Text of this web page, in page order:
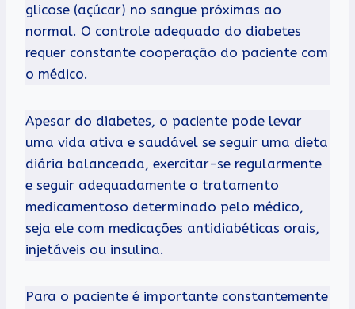
glicose (açúcar) no sangue próximas ao
normal. O controle adequado do diabetes
requer constante cooperação do paciente com
o médico.
Apesar do diabetes, o paciente pode levar
uma vida ativa e saudável se seguir uma dieta
diária balanceada, exercitar-se regularmente
e seguir adequadamente o tratamento
medicamentoso determinado pelo médico,
seja ele com medicações antidiabéticas orais,
injetáveis ou insulina.
Para o paciente é importante constantemente